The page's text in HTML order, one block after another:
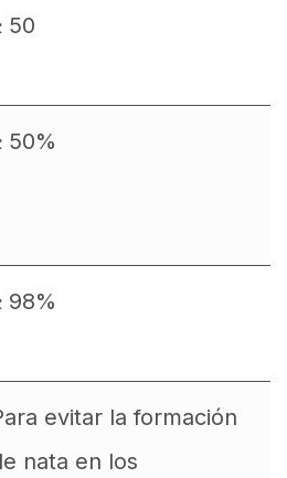
50
50%
98%
evitar la formación
nata en los